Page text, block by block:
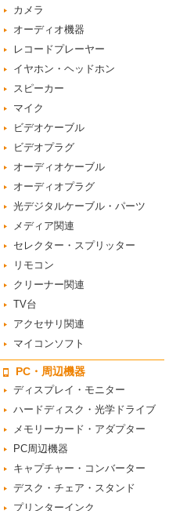
カメラ
オーディオ機器
レコードプレーヤー
イヤホン・ヘッドホン
スピーカー
マイク
ビデオケーブル
ビデオプラグ
オーディオケーブル
オーディオプラグ
光デジタルケーブル・パーツ
メディア関連
セレクター・スプリッター
リモコン
クリーナー関連
TV台
アクセサリ関連
マイコンソフト
PC・周辺機器
ディスプレイ・モニター
ハードディスク・光学ドライブ
メモリーカード・アダプター
PC周辺機器
キャプチャー・コンバーター
デスク・チェア・スタンド
プリンターインク